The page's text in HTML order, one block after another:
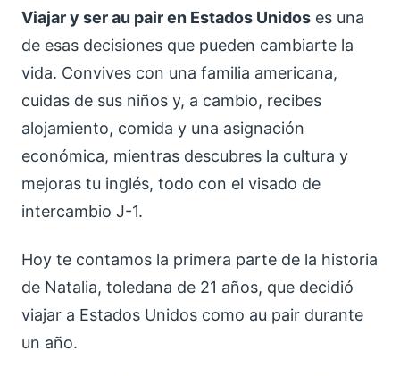
Viajar y ser au pair en Estados Unidos es una
de esas decisiones que pueden cambiarte la
vida. Convives con una familia americana,
cuidas de sus niños y, a cambio, recibes
alojamiento, comida y una asignación
económica, mientras descubres la cultura y
mejoras tu inglés, todo con el visado de
intercambio J-1.
Hoy te contamos la primera parte de la historia
de Natalia, toledana de 21 años, que decidió
viajar a Estados Unidos como au pair durante
un año.